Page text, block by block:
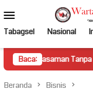
ke
kontenMobile
Tabagsel Nasional
Baca:
Tanpa Dasar Hukum
Beranda Bisnis